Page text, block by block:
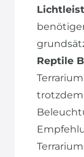
Reptile
trotzdem